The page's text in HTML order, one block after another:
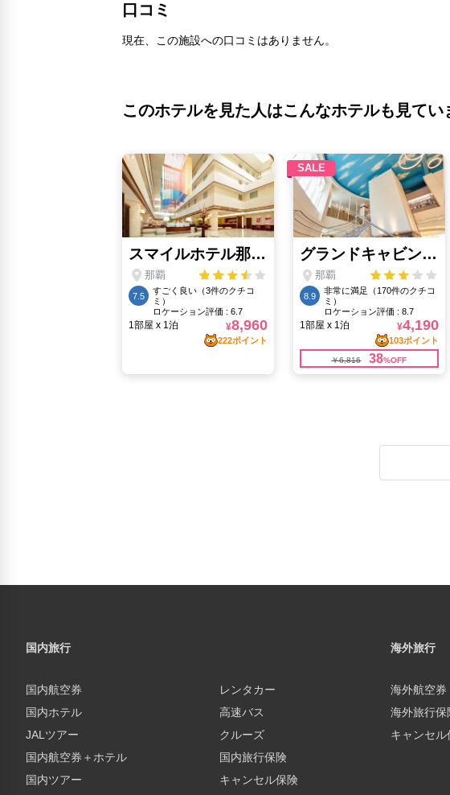
口コミ
現在、この施設への口コミはありません。
このホテルを見た人はこんなホテルも見てい
国内旅行
国内航空券
国内ホテル
JALツアー
国内航空券＋ホテル
国内ツアー
レンタカー
高速バス
クルーズ
国内旅行保険
キャンセル保険
海外旅行
海外航空券
海外旅行保
キャンセル